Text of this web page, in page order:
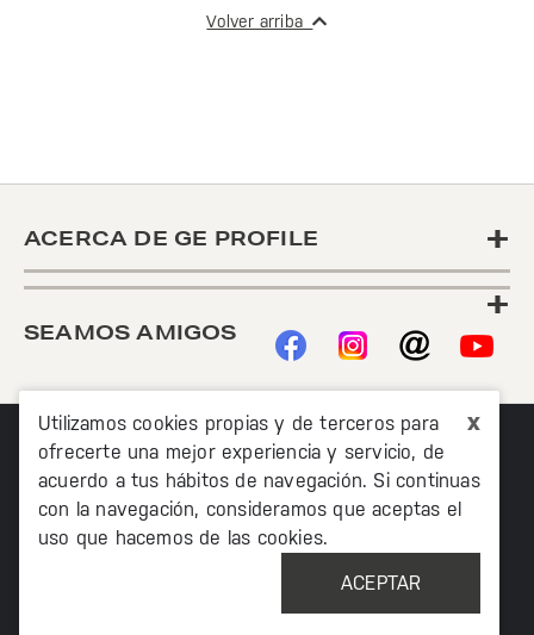
x
Utilizamos cookies propias y de terceros para
ofrecerte una mejor experiencia y servicio, de
acuerdo a tus hábitos de navegación. Si continuas
con la navegación, consideramos que aceptas el
uso que hacemos de las cookies.
ACEPTAR
Volver arriba
ACERCA DE GE PROFILE
+
+
SEAMOS AMIGOS
©2020 TODOS LOS DERECHOS RESERVADOS MABE
DE CHAPULTEPEC, MIGUEL HIDALCO, CIUDAD DE MÉXICO, CP